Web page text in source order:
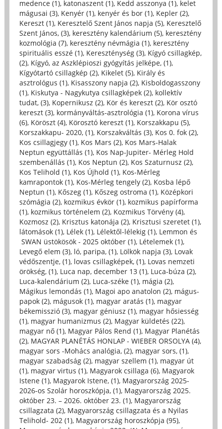
medence (1), katonaszent (1), Kedd asszonya (1), kelet
mágusai (3), Kenyér (1), kenyér és bor (1), Kepler (2),
Kereszt (1), Keresztelő Szent János napja (5), Keresztelő
Szent János, (3), keresztény kalendárium (5), keresztény
kozmológia (7), keresztény névmágia (1), keresztény
spirituális esszé (1), Kereszténység (3), Kígyó csillagkép,
(2), Kígyó, az Aszklépioszi gyógyítás jelképe, (1),
Kígyótartó csillagkép (2), Kikelet (5), Király és
asztrológus (1), Kisasszony napja (2), Kisboldogasszony
(1), Kiskutya - Nagykutya csillagképek (2), kollektív
tudat, (3), Kopernikusz (2), Kör és kereszt (2), Kör osztó
kereszt (3), kormányváltás-asztrológia (1), Korona vírus
(6), Köröszt (4), Körosztó kereszt (1), Korszakkapu (5),
Korszakkapu- 2020, (1), Korszakváltás (3), Kos 0. fok (2),
Kos csillagjegy (1), Kos Mars (2), Kos Mars-Halak
Neptun együttállás (1), Kos Nap-Jupiter- Mérleg Hold
szembenállás (1), Kos Neptun (2), Kos Szaturnusz (2),
Kos Telihold (1), Kos Újhold (1), Kos-Mérleg
kamrapontok (1), Kos-Mérleg tengely (2), Kosba lépő
Neptun (1), Kőszeg (1), Kőszeg ostroma (1), Középkori
szómágia (2), kozmikus évkör (1), kozmikus papírforma
(1), kozmikus történelem (2), Kozmikus Törvény (4),
Kozmosz (2), Krisztus katonája (2), Krisztusi szeretet (1),
látomások (1), Lélek (1), Lélektől-lélekig (1), Lemmon és
SWAN üstökösök - 2025 október (1), Lételemek (1),
Levegő elem (3), ló, paripa, (1), Lölkök napja (3), Lovak
védőszentje, (1), lovas csillagképek, (1), Lovas nemzeti
örökség, (1), Luca nap, december 13 (1), Luca-búza (2),
Luca-kalendárium (2), Luca-széke (1), mágia (2),
Mágikus lemondás (1), Magoi apo anatolon (2), mágus-
papok (2), mágusok (1), magyar aratás (1), magyar
békemisszió (3), magyar géniusz (1), magyar hősiesség
(1), magyar humanizmus (2), Magyar küldetés (22),
magyar nő (1), Magyar Pálos Rend (1), Magyar Planétás
(2), MAGYAR PLANÉTÁS HONLAP - WIEBER ORSOLYA (4),
magyar sors -Mohács analógia, (2), magyar sors, (1),
magyar szabadság (2), magyar szellem (1), magyar út
(1), magyar virtus (1), Magyarok csillaga (6), Magyarok
Istene (1), Magyarok Istene, (1), Magyarország 2025-
2026-os Szolár horoszkópja, (1), Magyarország 2025.
október 23. – 2026. október 23. (1), Magyarország
csillagzata (2), Magyarország csillagzata és a Nyilas
Telihold- 202 (1), Magyarország horoszkópja (95),